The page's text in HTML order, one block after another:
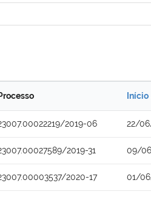
Início
2019-06 22/
2019-31 09/
2020-17 01/